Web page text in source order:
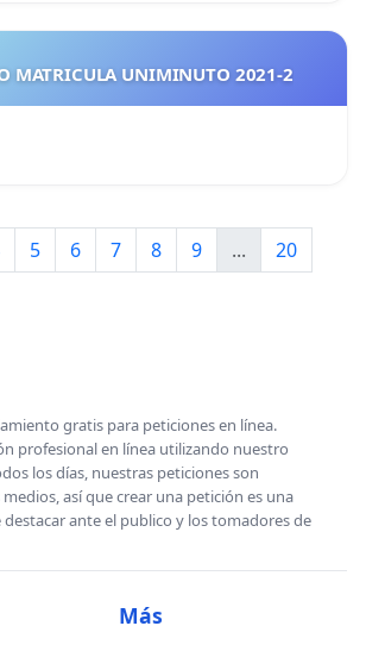
DESCUENTO MATRICULA UNIMINUTO 2021-2
5 6 7 8 9 ...
20
gratis para peticiones en línea.
profesional en línea utilizando nuestro
los días, nuestras peticiones son
así que crear una petición es una
ante el publico y los tomadores de
Más